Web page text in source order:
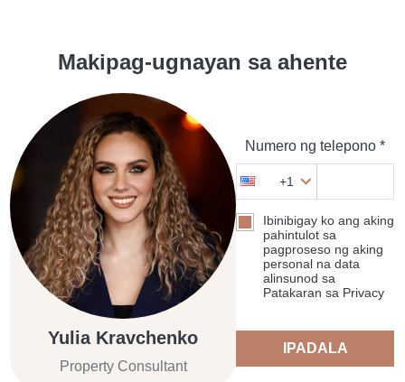
Makipag-ugnayan sa ahente
Yulia Kravchenko
Property Consultant
Numero ng telepono *
+1
Ibinibigay ko ang aking
pahintulot sa
pagproseso ng aking
personal na data
alinsunod sa
Patakaran sa Privacy
IPADALA